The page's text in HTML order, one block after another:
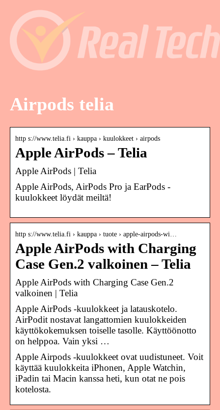
Airpods telia
http s://www.telia.fi › kauppa › kuulokkeet › airpods
Apple AirPods – Telia
Apple AirPods | Telia
Apple AirPods, AirPods Pro ja EarPods -
kuulokkeet löydät meiltä!
http s://www.telia.fi › kauppa › tuote › apple-airpods-wi…
Apple AirPods with Charging
Case Gen.2 valkoinen – Telia
Apple AirPods with Charging Case Gen.2
valkoinen | Telia
Apple AirPods -kuulokkeet ja latauskotelo.
AirPodit nostavat langattomien kuulokkeiden
käyttökokemuksen toiselle tasolle. Käyttöönotto
on helppoa. Vain yksi …
Apple Airpods -kuulokkeet ovat uudistuneet. Voit
käyttää kuulokkeita iPhonen, Apple Watchin,
iPadin tai Macin kanssa heti, kun otat ne pois
kotelosta.